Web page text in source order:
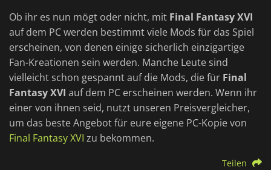
Ob ihr es nun mögt oder nicht, mit Final Fantasy XVI
auf dem PC werden bestimmt viele Mods für das Spiel
erscheinen, von denen einige sicherlich einzigartige
Fan-Kreationen sein werden. Manche Leute sind
vielleicht schon gespannt auf die Mods, die für Final
Fantasy XVI auf dem PC erscheinen werden. Wenn ihr
einer von ihnen seid, nutzt unseren Preisvergleicher,
um das beste Angebot für eure eigene PC-Kopie von
Final Fantasy XVI zu bekommen.
Teilen